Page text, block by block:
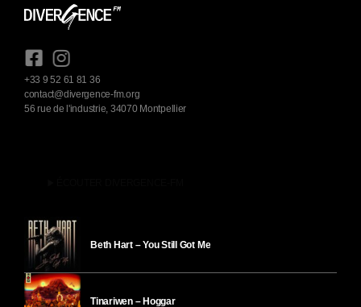
+33 9 52 61 81 36
contact@divergence-fm.org
56 rue de l'industrie, 34070 Montpellier
Beth Hart – You Still Got Me
Tinariwen – Hoggar